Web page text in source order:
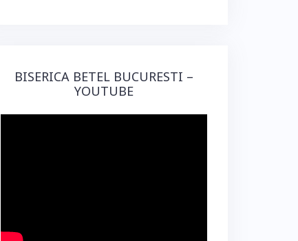
BISERICA BETEL BUCURESTI –
YOUTUBE